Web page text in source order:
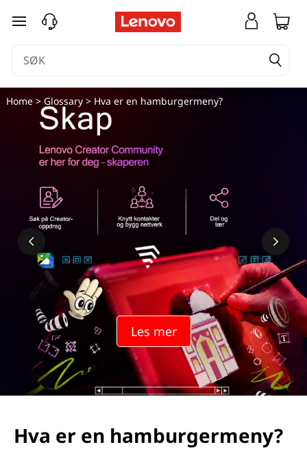
H
e
g
gå til hovedinnhold
Les mer
Home> Glossary> Hva er en hamburgermeny?
Hva er en hamburgermeny?